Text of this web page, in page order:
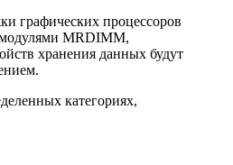
графических процессоров
MRDIMM,
хранения данных будут
категориях,